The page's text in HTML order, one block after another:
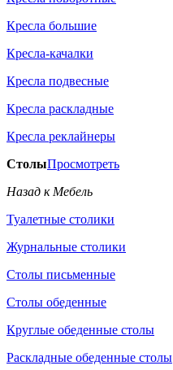
Кресла большие
Кресла-качалки
Кресла подвесные
Кресла раскладные
Кресла реклайнеры
СтолыПросмотреть
Назад к Мебель
Туалетные столики
Журнальные столики
Столы письменные
Столы обеденные
Круглые обеденные столы
Раскладные обеденные столы